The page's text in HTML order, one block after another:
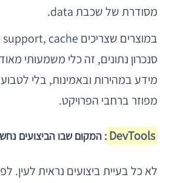
מסודרת של שכבת data.
סנכרון נתונים, זה כלי משמעותי
מפוזר ברחבי הפרויקט.
DevTools : המקום שבו הביצועים
לא כל בעיית ביצועים נראית לעין.